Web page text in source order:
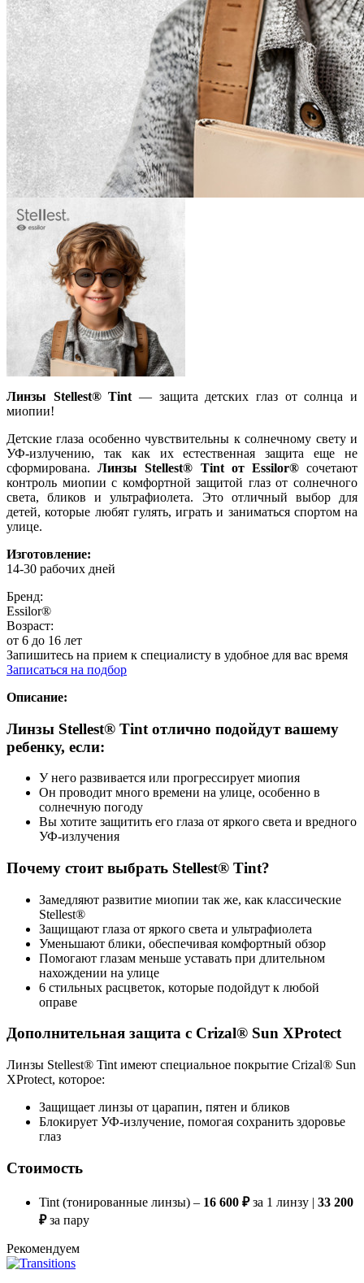
Линзы Stellest® Tint — защита детских глаз от солнца и
миопии!
Детские глаза особенно чувствительны к солнечному свету и
УФ-излучению, так как их естественная защита еще не
сформирована.Линзы Stellest® Tint от Essilor®сочетают
контроль миопии с комфортной защитой глаз от солнечного
света, бликов и ультрафиолета. Это отличный выбор для
детей, которые любят гулять, играть и заниматься спортом на
улице.
Изготовление:
14-30 рабочих дней
Бренд:
Essilor®
Возраст:
от 6 до 16 лет
Запишитесь на прием к специалисту в удобное для вас время
Записаться на подбор
Описание:
Линзы Stellest® Tint отлично подойдут вашему
ребенку, если:
У него развивается или прогрессирует миопия
Он проводит много времени на улице, особенно в
солнечную погоду
Вы хотите защитить его глаза от яркого света и вредного
УФ-излучения
Почему стоит выбрать Stellest® Tint?
Замедляют развитие миопии так же, как классические
Stellest®
Защищают глаза от яркого света и ультрафиолета
Уменьшают блики, обеспечивая комфортный обзор
Помогают глазам меньше уставать при длительном
нахождении на улице
6 стильных расцветок, которые подойдут к любой
оправе
Дополнительная защита с Crizal® Sun XProtect
Линзы Stellest® Tint имеют специальное покрытие Crizal® Sun
XProtect, которое:
Защищает линзы от царапин, пятен и бликов
Блокирует УФ-излучение, помогая сохранить здоровье
глаз
Стоимость
Tint (тонированные линзы) – 16 600 ₽за 1 линзу | 33 200
₽за пару
Рекомендуем